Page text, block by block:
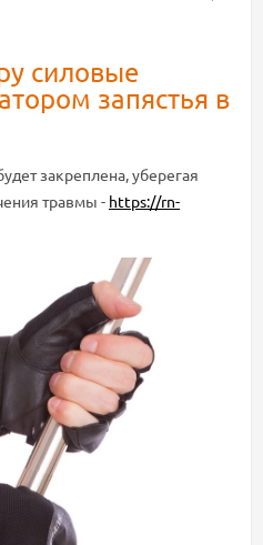
силовые
запястья в
закреплена, уберегая
травмы - https://rn-